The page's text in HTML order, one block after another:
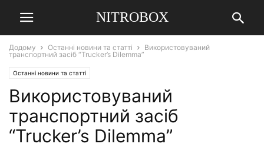
NITROBOX
Додому Останні новини та статті
Використовуваний
транспортний засіб “Trucker’s Dilemma”
Останні новини та статті
Використовуваний
транспортний засіб
“Trucker’s Dilemma”